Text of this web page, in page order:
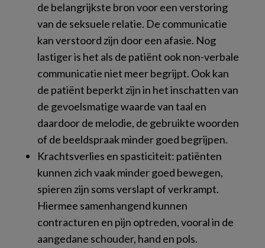
de belangrijkste bron voor een verstoring
van de seksuele relatie. De communicatie
kan verstoord zijn door een afasie. Nog
lastiger is het als de patiënt ook non-verbale
communicatie niet meer begrijpt. Ook kan
de patiënt beperkt zijn in het inschatten van
de gevoelsmatige waarde van taal en
daardoor de melodie, de gebruikte woorden
of de beeldspraak minder goed begrijpen.
Krachtsverlies en spasticiteit: patiënten
kunnen zich vaak minder goed bewegen,
spieren zijn soms verslapt of verkrampt.
Hiermee samenhangend kunnen
contracturen en pijn optreden, vooral in de
aangedane schouder, hand en pols.